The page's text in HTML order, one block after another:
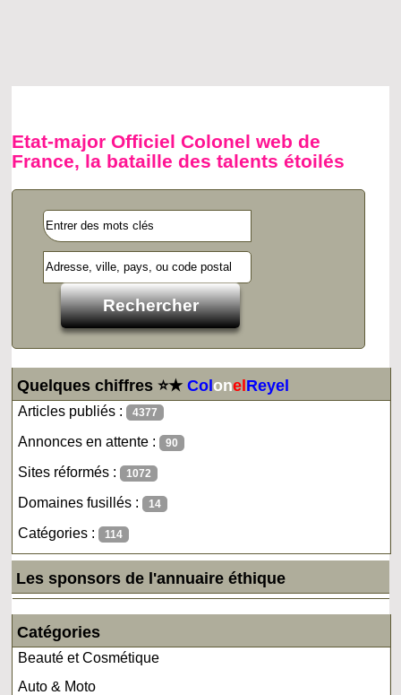
Etat-major Officiel Colonel web de
France, la bataille des talents étoilés
Quelques chiffres ⭐★ColonelReyel
Articles publiés : 4377
Annonces en attente : 90
Sites réformés : 1072
Domaines fusillés : 14
Catégories : 114
Les sponsors de l'annuaire éthique
Catégories
Beauté et Cosmétique
Auto & Moto